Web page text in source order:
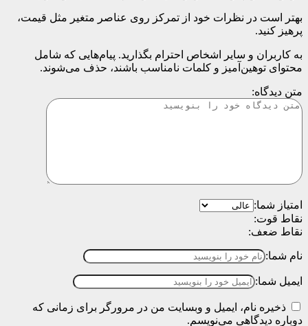
بهتر است در نظرات خود از تمرکز روی عناصر متغیر مثل قیمت،
پرهیز کنید.
به کاربران و سایر اشخاص احترام بگذارید. پیام‌هایی که شامل
محتوای توهین‌آمیز و کلمات نامناسب باشند، حذف می‌شوند.
متن دیدگاه:
امتیاز شما:
نقاط قوت:
نقاط ضعف:
نام شما:
ایمیل شما:
ذخیره نام، ایمیل و وبسایت من در مرورگر برای زمانی که
دوباره دیدگاهی می‌نویسم.